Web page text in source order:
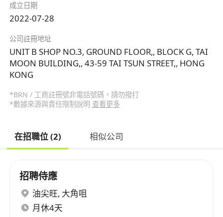
成立日期
2022-07-28
公司註冊地址
UNIT B SHOP NO.3, GROUND FLOOR,, BLOCK G, TAI
MOON BUILDING,, 43-59 TAI TSUN STREET,, HONG
KONG
*BRN / 工商註冊號非電話號碼，請勿撥打
*數據來源與責任限制說明 查看更多
在招職位 (2) 相似公司
招聘侍應
油尖旺, 大角咀
月休4天